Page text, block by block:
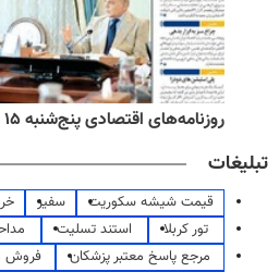
روزنامه‌های اقتصادی پنج‌شنبه ۱۵ مرداد ۱۴۰۵
تبلیغات
قیمت شیشه سکوریت سفیر
تور کربلا
استند تسلیت
مرجع پاسخ معتبر پزشکان
فروش